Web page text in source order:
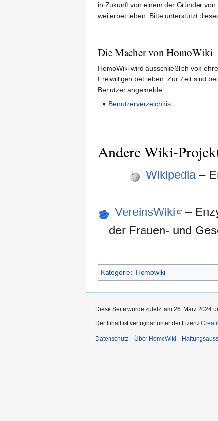
in Zukunft von einem der Gründer von
weiterbetrieben. Bitte unterstützt
Die Macher von HomoWiki
HomoWiki wird ausschließlich von
Freiwilligen betrieben. Zur Zeit sind
Benutzer angemeldet.
Benutzerverzeichnis
Andere Wiki-
Wikipedia–
VereinsWiki
–
der Frauen- und
Kategorie: Homowiki
Diese Seite wurde zuletzt am 26. März 2024
Der Inhalt ist verfügbar unter der Lizenz
Datenschutz Über HomoWiki